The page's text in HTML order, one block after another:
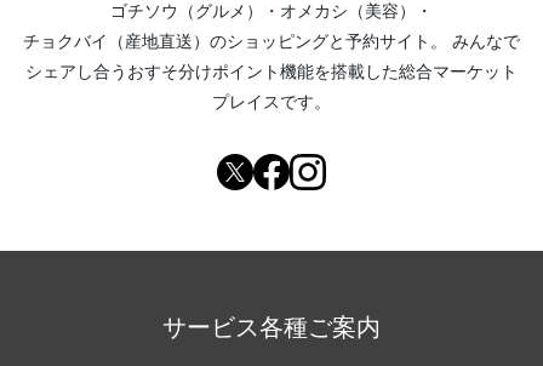
ゴチソウ（グルメ）
・ オメカシ（美容）
・
チョクバイ（産地直送） のショッピングと予約サイト。
みんなで
シェアし合う おすそ分けポイント機能を搭載した総合マーケット
プレイスです。
サービス各種ご案内